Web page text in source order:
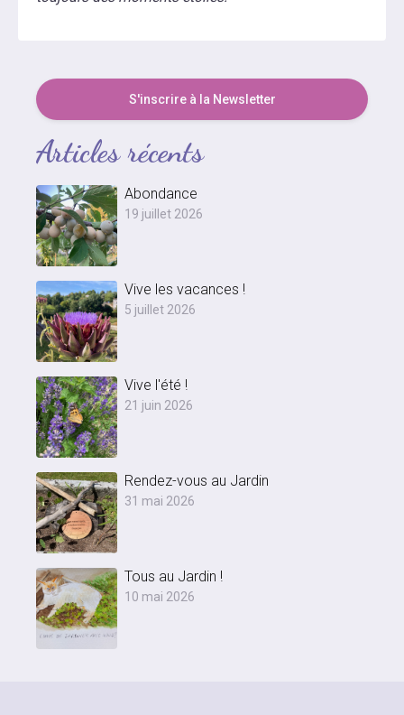
S'inscrire à la Newsletter
Articles récents
Abondance
19 juillet 2026
Vive les vacances !
5 juillet 2026
Vive l'été !
21 juin 2026
Rendez-vous au Jardin
31 mai 2026
Tous au Jardin !
10 mai 2026